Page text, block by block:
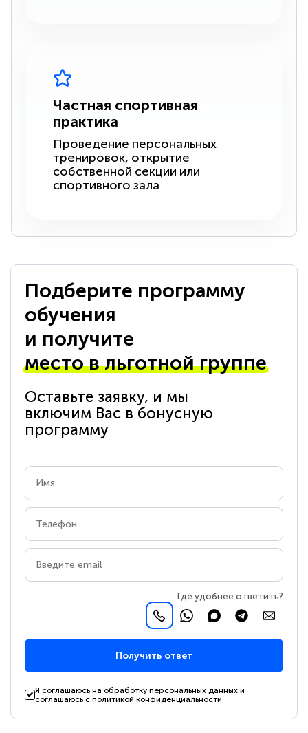
Частная спортивная
практика
Проведение персональных
тренировок, открытие
собственной секции или
спортивного зала
Подберите программу
обучения
и получите
место в льготной группе
Оставьте заявку, и мы
включим Вас в бонусную
программу
Где удобнее ответить?
Получить ответ
Я соглашаюсь на обработку персональных данных и
соглашаюсь сполитикой конфиденциальности